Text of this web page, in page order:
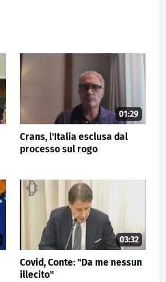
01:29
Crans, l'Italia esclusa dal
processo sul rogo
03:32
Covid, Conte: "Da me nessun
illecito"